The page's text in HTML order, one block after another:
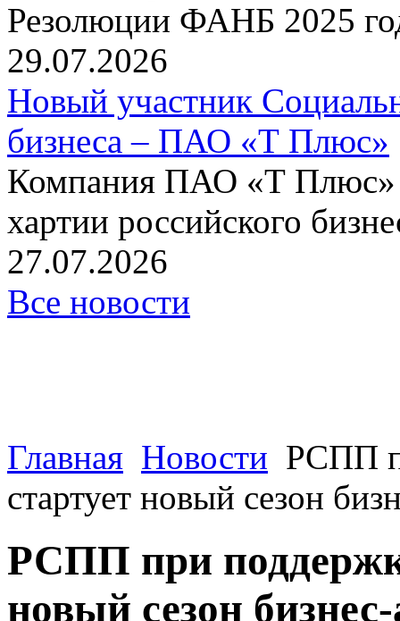
Резолюции ФАНБ 2025
29.07.2026
Новый участник
бизнеса – ПАО «Т Плюс»
Компания ПАО «Т Плюс»
хартии российского
27.07.2026
Все новости
Главная Новости РСПП
стартует новый сезон
РСПП при
новый сезон